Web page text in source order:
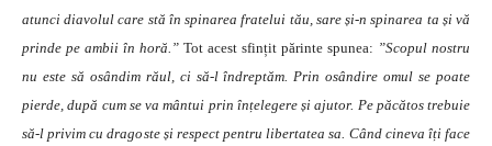
atunci diavolul care stă în spinarea fratelui tău, sare și-n spinarea ta și vă
prinde pe ambii în horă.” Tot acest sfințit părinte spunea: ”Scopul nostru
nu este să osândim răul, ci să-l îndreptăm. Prin osândire omul se poate
pierde, după cum se va mântui prin înțelegere și ajutor. Pe păcătos trebuie
să-l privim cu dragoste și respect pentru libertatea sa. Când cineva îți face